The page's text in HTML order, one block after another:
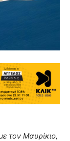
τον Μαυρίκιο,